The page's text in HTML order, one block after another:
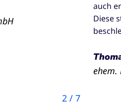
auch
Diese
ehem.
2/ 7